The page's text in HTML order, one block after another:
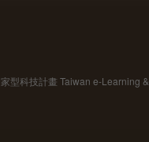
型科技計畫 Taiwan e-Learning